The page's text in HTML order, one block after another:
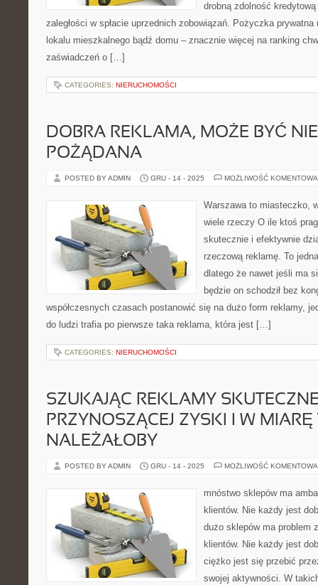
drobną zdolność
zaległości w spłacie uprzednich zobowiązań. Pożyczka
lokalu mieszkalnego bądź domu – znacznie więcej na ranking
zaświadczeń o […]
CATEGORIES: NIERUCHOMOŚCI
DOBRA REKLAMA, MOŻE BYĆ
POŻĄDANA
POSTED BY ADMIN GRU - 14 - 2025 MOŻLIWOŚĆ
Warszawa to miasteczko,
wiele rzeczy O ile ktoś
skutecznie i efektywnie
rzeczową reklamę. To
dlatego że nawet jeśli ma
będzie on schodził bez
współczesnych czasach postanowić się na dużo form reklamy,
do ludzi trafia po pierwsze taka reklama, która jest […]
CATEGORIES: NIERUCHOMOŚCI
SZUKAJĄC REKLAMY
PRZYNOSZĄCEJ ZYSKI I W MIARĘ
NALEŻAŁOBY
POSTED BY ADMIN GRU - 14 - 2025 MOŻLIWOŚĆ
mnóstwo sklepów ma
klientów. Nie każdy jest
dużo sklepów ma problem
klientów. Nie każdy jest
ciężko jest się przebić
swojej aktywności. W